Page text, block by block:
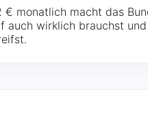
monatlich macht das
auch wirklich brauchst